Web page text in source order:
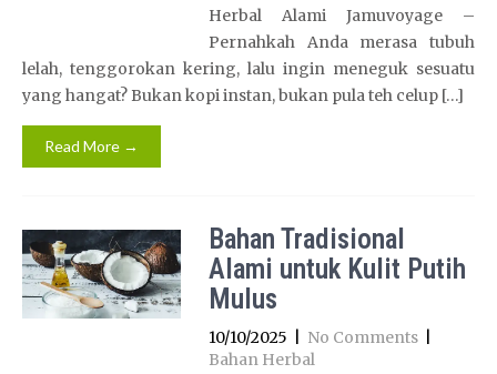
Herbal Alami Jamuvoyage –
Pernahkah Anda merasa tubuh
lelah, tenggorokan kering, lalu ingin meneguk sesuatu
yang hangat? Bukan kopi instan, bukan pula teh celup […]
Read More →
Bahan Tradisional
Alami untuk Kulit Putih
Mulus
10/10/2025 No Comments
Bahan Herbal